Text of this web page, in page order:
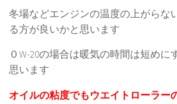
冬場などエンジンの温度の上がらな
る方が良いかと思います
０W-20の場合は暖気の時間は短めに
思います
オイルの粘度でもウエイトローラー